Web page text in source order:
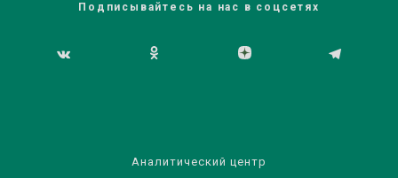
Подписывайтесь на нас в соцсетях
Аналитический центр